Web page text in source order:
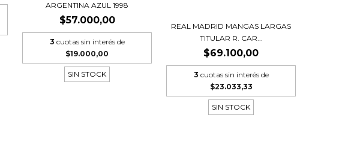
ARGENTINA AZUL 1998
$57.000,00
3 cuotas sin interés de
$19.000,00
SIN STOCK
REAL MADRID MANGAS LARGAS
TITULAR R. CAR...
$69.100,00
3 cuotas sin interés de
$23.033,33
SIN STOCK